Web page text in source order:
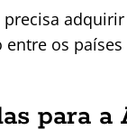
precisa
os
para